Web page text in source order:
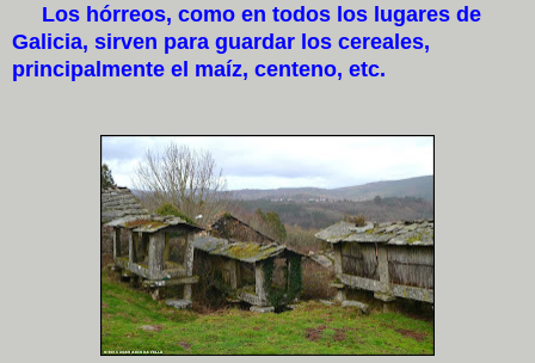
Los hórreos, como en todos los lugares de
Galicia, sirven para guardar los cereales,
principalmente el maíz, centeno, etc.